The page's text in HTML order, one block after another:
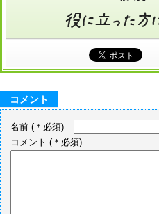
コメント
名前 (＊必須)
コメント (＊必須)